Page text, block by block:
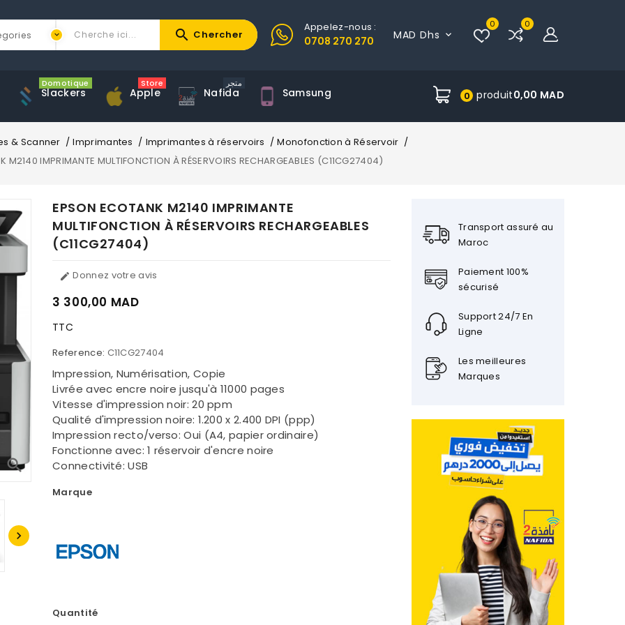
0
0
MAD Dhs 
Appelez-nous :
0708 270 270
search Chercher
Slackers
Domotique
Apple
Store
Nafida
متجر
Samsung 0 produit0,00 MAD
& Scanner Imprimantes Imprimantes à réservoirs
Monofonction à Réservoir
M2140 IMPRIMANTE MULTIFONCTION À RÉSERVOIRS RECHARGEABLES (C11CG27404)


EPSON ECOTANK M2140 IMPRIMANTE
MULTIFONCTION À RÉSERVOIRS RECHARGEABLES
(C11CG27404)
 Donnez votre avis
3 300,00 MAD
TTC
Reference: C11CG27404
Impression, Numérisation, Copie
Livrée avec encre noire jusqu'à 11000 pages
Vitesse d'impression noir: 20 ppm
Qualité d'impression noire: 1.200 x 2.400 DPI (ppp)
Impression recto/verso: Oui (A4, papier ordinaire)
Fonctionne avec: 1 réservoir d'encre noire
Connectivité: USB
Marque
Quantité
Transport assuré au
Maroc
Paiement 100%
sécurisé
Support 24/7 En
Ligne
Les meilleures
Marques